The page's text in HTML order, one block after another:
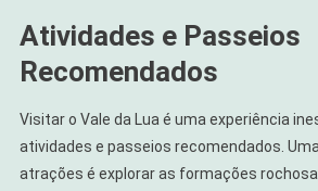
Atividades e Passeios
Recomendados
Visitar o Vale da Lua é uma experiência
atividades e passeios recomendados.
atrações é explorar as formações